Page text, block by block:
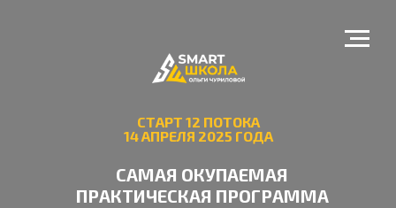
СТАРТ 12 ПОТОКА
14 АПРЕЛЯ 2025 ГОДА
САМАЯ ОКУПАЕМАЯ
ПРАКТИЧЕСКАЯ ПРОГРАММА